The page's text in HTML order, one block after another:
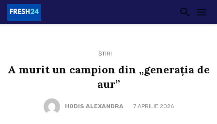
ȘTIRI
A murit un campion din „generația de
aur”
HODIS ALEXANDRA 7 APRILIE 2026